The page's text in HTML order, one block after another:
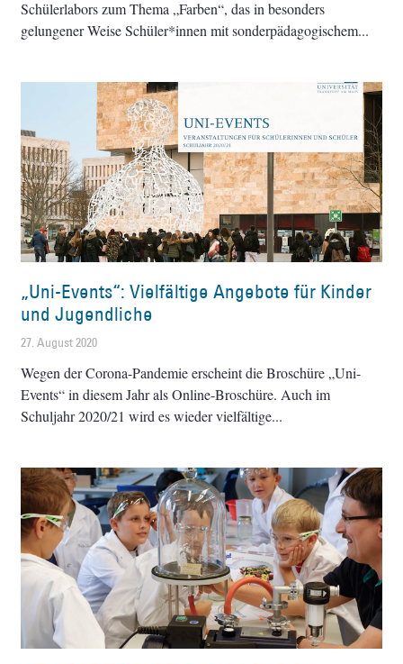
Schülerlabors zum Thema „Farben“, das in besonders
gelungener Weise Schüler*innen mit sonderpädagogischem
„Uni-Events“: Vielfältige Angebote für Kinder
und Jugendliche
27. August 2020
Wegen der Corona-Pandemie erscheint die Broschüre „Uni-
Events“ in diesem Jahr als Online-Broschüre. Auch im
Schuljahr 2020/21 wird es wieder vielfältige